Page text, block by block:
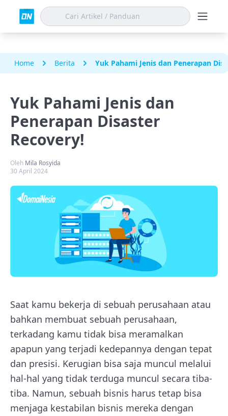
Home Berita Yuk Pahami Jenis dan Penerapan
Yuk Pahami Jenis dan
Penerapan Disaster
Recovery!
Oleh Mila Rosyida
30 April 2024
Saat kamu bekerja di sebuah perusahaan atau
bahkan membuat sebuah perusahaan,
terkadang kamu tidak bisa meramalkan
apapun yang terjadi kedepannya dengan tepat
dan presisi. Kerugian bisa saja muncul melalui
hal-hal yang tidak terduga muncul secara tiba-
tiba. Namun, sebuah bisnis harus tetap bisa
menjaga kestabilan bisnis mereka dengan